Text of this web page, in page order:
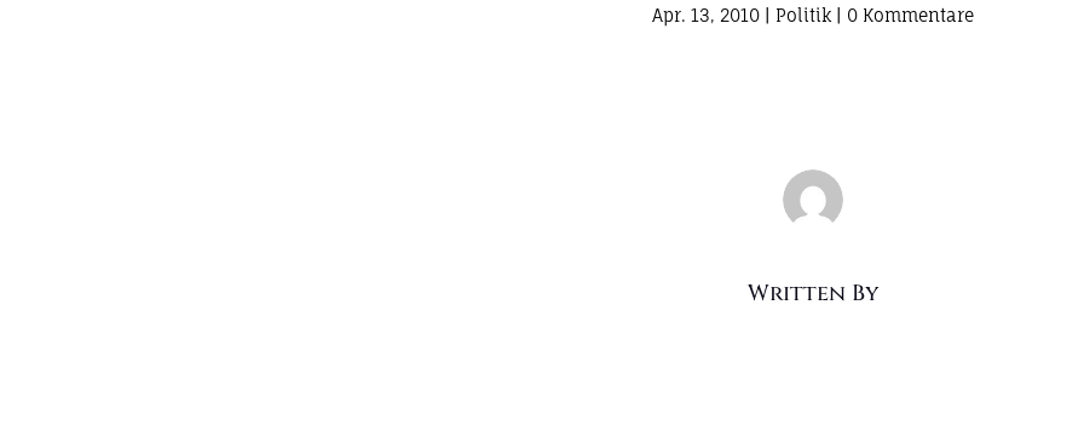
Apr. 13, 2010 Politik 0 Kommentare
Written By